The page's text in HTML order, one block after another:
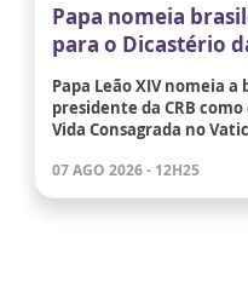
Papa nomeia
para o Dicastério
Papa Leão XIV nomeia
presidente da CRB
Vida Consagrada no
07 AGO 2026 - 12H25